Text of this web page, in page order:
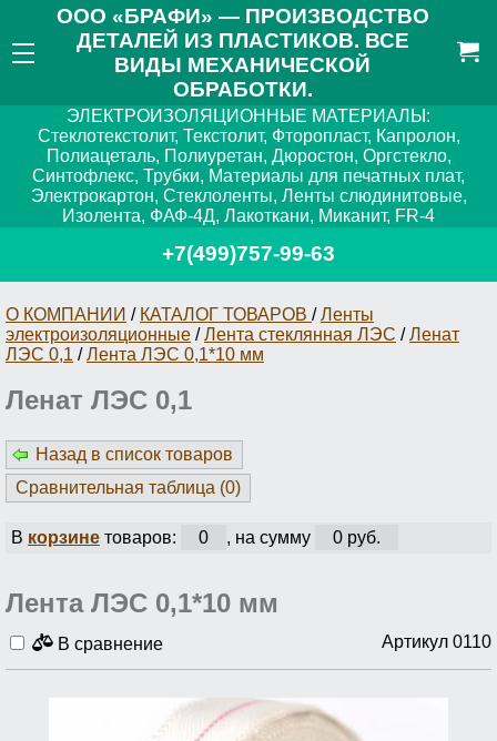
ООО «БРАФИ» — ПРОИЗВОДСТВО
ДЕТАЛЕЙ ИЗ ПЛАСТИКОВ. ВСЕ
ВИДЫ МЕХАНИЧЕСКОЙ
ОБРАБОТКИ.
ЭЛЕКТРОИЗОЛЯЦИОННЫЕ МАТЕРИАЛЫ:
Стеклотекстолит, Текстолит, Фторопласт, Капролон,
Полиацеталь, Полиуретан, Дюростон, Оргстекло,
Синтофлекс, Трубки, Материалы для печатных плат,
Электрокартон, Стеклоленты, Ленты слюдинитовые,
Изолента, ФАФ-4Д, Лакоткани, Миканит, FR-4
+7(499)757-99-63
О КОМПАНИИ / КАТАЛОГ ТОВАРОВ /Ленты
электроизоляционные /Лента стеклянная ЛЭС /Ленат
ЛЭС 0,1 /Лента ЛЭС 0,1*10 мм
Ленат ЛЭС 0,1
Назад в список товаров
Сравнительная таблица (0)
В корзинетоваров: 0 , на сумму 0 руб.
Лента ЛЭС 0,1*10 мм
В сравнение Артикул 0110